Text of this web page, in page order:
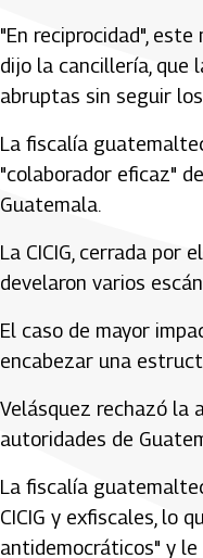
"En reciprocidad",
dijo la cancillería, que
abruptas sin seguir
La fiscalía
"colaborador eficaz"
Guatemala.
La CICIG, cerrada
develaron varios
El caso de mayor
encabezar una
Velásquez rechazó la
autoridades de
La fiscalía
CICIG y exfiscales, lo
antidemocráticos" y le